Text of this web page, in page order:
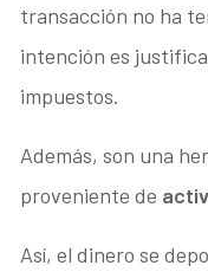
transacción no ha
intención es
impuestos.
Además, son una
proveniente de
Así, el dinero se